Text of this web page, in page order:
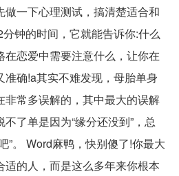
一下心理测试，搞清楚适合和
钟的时间，它就能告诉你:什么
恋爱中需要注意什么，让你在
确!a其实不难发现，母胎单身
非常多误解的，其中最大的误解
了单是因为“缘分还没到”，总
”。 Word麻鸭，快别傻了!你最大
适的人，而是这么多年来你根本